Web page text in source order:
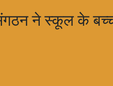
संगठन ने स्कूल के